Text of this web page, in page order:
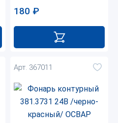
180 ₽
Арт. 367011